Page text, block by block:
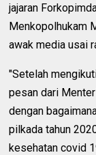
jajaran
Menkopolhukam
awak media usai
"Setelah
pesan dari
dengan
pilkada tahun
kesehatan covid